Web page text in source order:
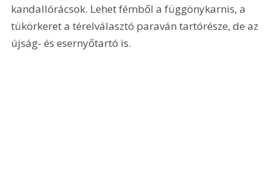
kandallórácsok. Lehet fémből a függönykarnis, a
tükörkeret a térelválasztó paraván tartórésze, de az
újság- és esernyőtartó is.